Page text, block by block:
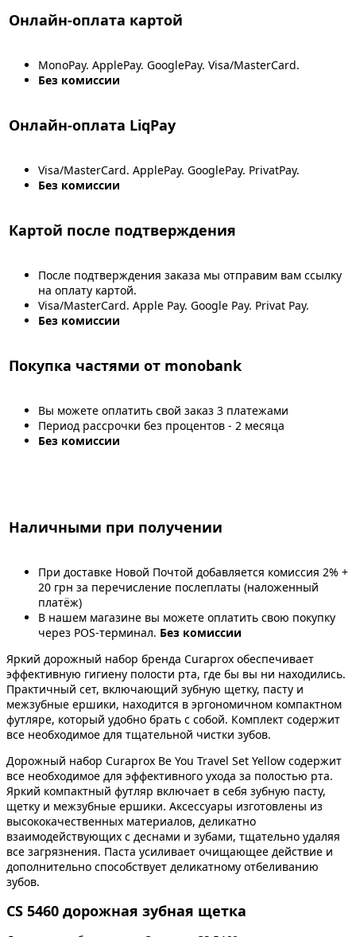
Онлайн-оплата картой
MonoPay. ApplePay. GooglePay. Visa/MasterCard.
Без комиссии
Онлайн-оплата LiqPay
Visa/MasterCard. ApplePay. GooglePay. PrivatPay.
Без комиссии
Картой после подтверждения
После подтверждения заказа мы отправим вам ссылку
на оплату картой.
Visa/MasterCard. Apple Pay. Google Pay. Privat Pay.
Без комиссии
Покупка частями от monobank
Вы можете оплатить свой заказ 3 платежами
Период рассрочки без процентов - 2 месяца
Без комиссии
Наличными при получении
При доставке Новой Почтой добавляется комиссия 2% +
20 грн за перечисление послеплаты (наложенный
платёж)
В нашем магазине вы можете оплатить свою покупку
через POS-терминал. Без комиссии
Яркий дорожный набор бренда Curaprox обеспечивает
эффективную гигиену полости рта, где бы вы ни находились.
Практичный сет, включающий зубную щетку, пасту и
межзубные ершики, находится в эргономичном компактном
футляре, который удобно брать с собой. Комплект содержит
все необходимое для тщательной чистки зубов.
Дорожный набор Curaprox Be You Travel Set Yellow содержит
все необходимое для эффективного ухода за полостью рта.
Яркий компактный футляр включает в себя зубную пасту,
щетку и межзубные ершики. Аксессуары изготовлены из
высококачественных материалов, деликатно
взаимодействующих с деснами и зубами, тщательно удаляя
все загрязнения. Паста усиливает очищающее действие и
дополнительно способствует деликатному отбеливанию
зубов.
CS 5460 дорожная зубная щетка